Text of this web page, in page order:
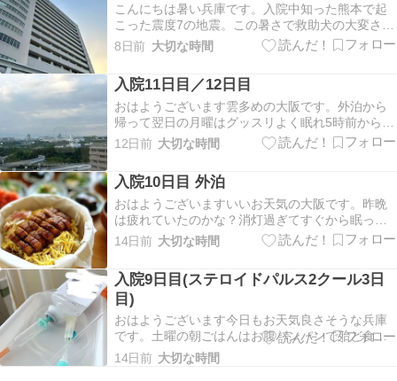
こんにちは暑い兵庫です。入院中知った熊本で起
こった震度7の地震。この暑さで救助犬の大変さも
SNSでは流れているのを目にしましたが、その現
場に行き、現実を見た人間にしか地震の怖さと復
道をみています。私が今唯一出来るのは寄付くら
い。不安な…
8日前 大切な時間
入院11日目／12日目
おはようございます雲多めの大阪です。外泊から
帰って翌日の月曜はグッスリよく眠れ5時前から体
調良く過ごしていましたが、7時前からしんどくて
頭をあげていられず、ずっと一日中横になってい
リハビリや採血やトイレだけ。瞼が重くて横にな
るとすぐ…
12日前 大切な時間
入院10日目 外泊
おはようございますいいお天気の大阪です。昨晩
は疲れていたのかな？消灯過ぎてすぐから眠っ
て、目が覚めたら4時だったのでガッツリ眠れまし
た。土曜日の昼から外泊で西宮に帰っていて、日
立ての鰻を買いに行ってくれました。下は去年か
な？私が作ると…
14日前 大切な時間
入院9日目(ステロイドパルス2クール3日
目)
おはようございます今日もお天気良さそうな兵庫
です。土曜の朝ごはんはお腹パンパンで殆ど食べ
られず、紅茶と汁物だけ飲みました。一昨日の夜
はガッツリの眠剤飲んでも2時間少ししか眠れず、
14日前 大切な時間